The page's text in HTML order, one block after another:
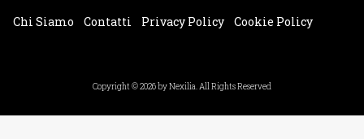
Chi Siamo Contatti Privacy Policy
Cookie Policy
Copyright © 2026 by Nexilia. All Rights Reserved